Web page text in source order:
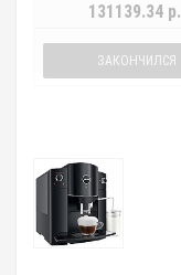
131139.34 р.
ЗАКОНЧИЛСЯ